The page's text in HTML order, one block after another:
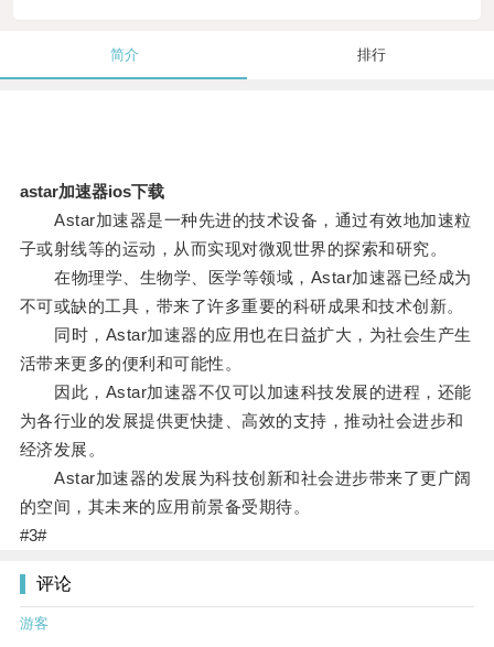
简介 排行
astar加速器ios下载
Astar加速器是一种先进的技术设备，通过有效地加速粒
子或射线等的运动，从而实现对微观世界的探索和研究。
在物理学、生物学、医学等领域，Astar加速器已经成为
不可或缺的工具，带来了许多重要的科研成果和技术创新。
同时，Astar加速器的应用也在日益扩大，为社会生产生
活带来更多的便利和可能性。
因此，Astar加速器不仅可以加速科技发展的进程，还能
为各行业的发展提供更快捷、高效的支持，推动社会进步和
经济发展。
Astar加速器的发展为科技创新和社会进步带来了更广阔
的空间，其未来的应用前景备受期待。
#3#
评论
游客